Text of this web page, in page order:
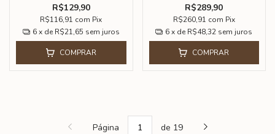
R$129,90
R$116,91 com Pix
6 x de R$21,65 sem juros
COMPRAR
R$289,90
R$260,91 com Pix
6 x de R$48,32 sem juros
COMPRAR
Página de 19